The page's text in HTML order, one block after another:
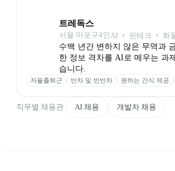
트레독스
서울 마포구4인AI ‧ 핀테크 ‧ 화
수백 년간 변하지 않은 무역과
한 정보 격차를 AI로 메우는 과
습니다.
자율출퇴근 반차 및 반반차 원하는 간식 제공
직무별 채용관 AI 채용 개발자 채용